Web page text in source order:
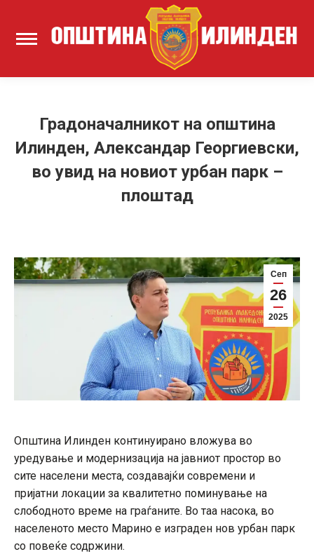
Градоначалникот на општина
Илинден, Александар Георгиевски,
во увид на новиот урбан парк –
плоштад
Сеп
26
2025
Општина Илинден континуирано вложува во
уредување и модернизација на јавниот простор во
сите населени места, создавајќи современи и
пријатни локации за квалитетно поминување на
слободното време на граѓаните. Во таа насока, во
населеното место Марино е изграден нов урбан парк
со повеќе содржини.